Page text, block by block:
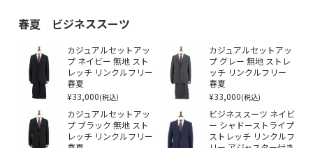
春夏 ビジネススーツ
カジュアルセットアッ
プ ネイビー 無地 スト
レッチ リンクルフリー
春夏
¥33,000(税込)
カジュアルセットアッ
プ グレー 無地 ストレ
ッチ リンクルフリー
春夏
¥33,000(税込)
カジュアルセットアッ
プ ブラック 無地 スト
レッチ リンクルフリー
ビジネススーツ ネイビ
ー シャドーストライプ
ストレッチ リンクルフ